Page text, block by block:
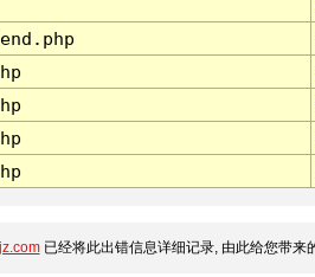
已经将此出错信息详细记录, 由此给您带来